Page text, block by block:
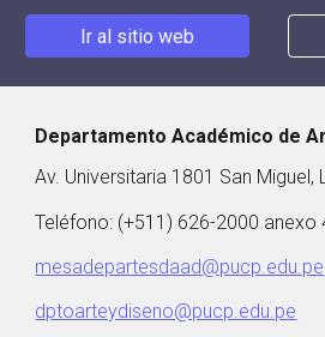
Ir al sitio web
Departamento Académico de
Av. Universitaria 1801 San Miguel,
Teléfono: (+511) 626-2000 anexo
mesadepartesdaad@pucp.edu.pe
dptoarteydiseno@pucp.edu.pe